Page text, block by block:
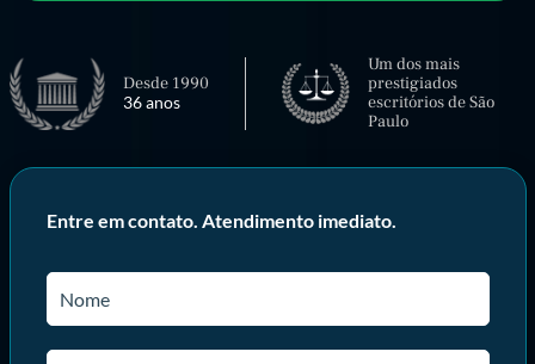
Desde 1990
36 anos
Um dos mais
prestigiados
escritórios de São
Paulo
Entre em contato. Atendimento imediato.